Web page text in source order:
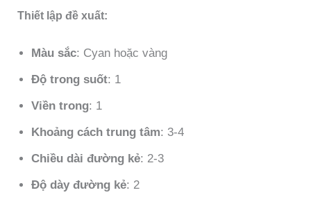
Thiết lập đề xuất:
Màu sắc: Cyan hoặc vàng
Độ trong suốt: 1
Viền trong: 1
Khoảng cách trung tâm: 3-4
Chiều dài đường kẻ: 2-3
Độ dày đường kẻ: 2